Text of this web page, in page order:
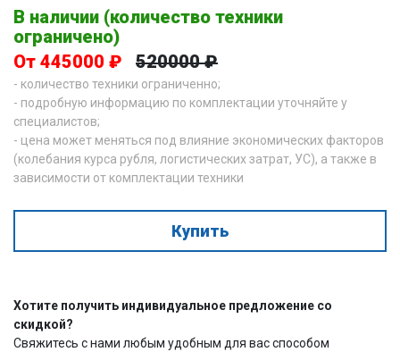
В наличии (количество техники
ограничено)
От 445000 ₽
520000 ₽
- количество техники ограниченно;
- подробную информацию по комплектации уточняйте у
специалистов;
- цена может меняться под влияние экономических факторов
(колебания курса рубля, логистических затрат, УС), а также в
зависимости от комплектации техники
Купить
Хотите получить индивидуальное предложение со
скидкой?
Свяжитесь с нами любым удобным для вас способом